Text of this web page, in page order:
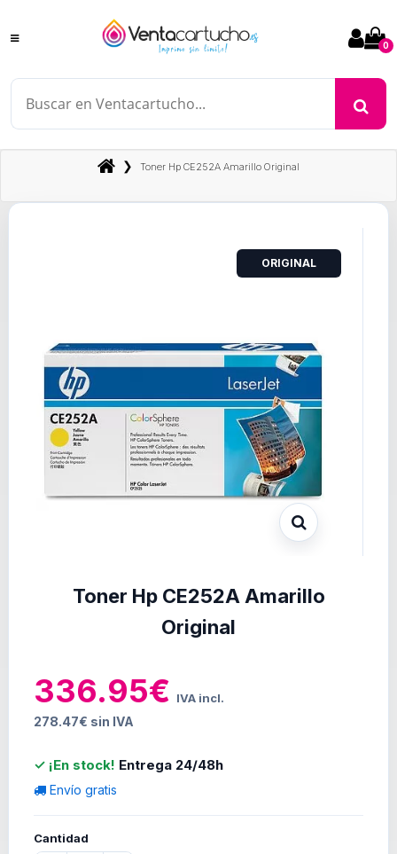
0
❯ Toner Hp CE252A Amarillo Original
ORIGINAL
Toner Hp CE252A Amarillo
Original
336.95€ IVA incl.
278.47€ sin IVA
✓ ¡En stock! Entrega 24/48h
Envío gratis
Cantidad